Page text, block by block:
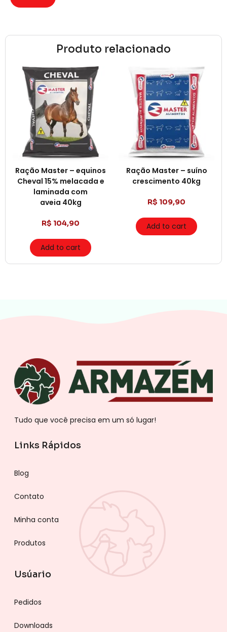
Produto relacionado
Ração Master – equinos
Cheval 15% melacada e
laminada com
aveia 40kg
R$ 104,90
Add to cart
Ração Master – suíno
crescimento 40kg
R$ 109,90
Add to cart
Tudo que você precisa em um só lugar!
Links Rápidos
Blog
Contato
Minha conta
Produtos
Usúario
Pedidos
Downloads